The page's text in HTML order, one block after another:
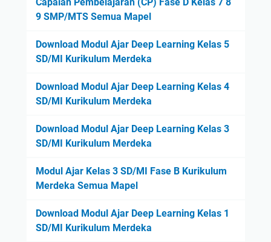
9 SMP/MTS Semua Mapel
Download Modul Ajar Deep Learning Kelas 5
SD/MI Kurikulum Merdeka
Download Modul Ajar Deep Learning Kelas 4
SD/MI Kurikulum Merdeka
Download Modul Ajar Deep Learning Kelas 3
SD/MI Kurikulum Merdeka
Modul Ajar Kelas 3 SD/MI Fase B Kurikulum
Merdeka Semua Mapel
Download Modul Ajar Deep Learning Kelas 1
SD/MI Kurikulum Merdeka